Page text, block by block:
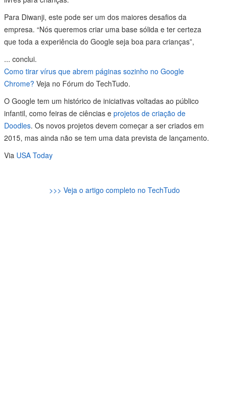
Para Diwanji, este pode ser um dos maiores desafios da
empresa. “Nós queremos criar uma base sólida e ter certeza
que toda a experiência do Google seja boa para crianças”,
... conclui.
Como tirar vírus que abrem páginas sozinho no Google
Chrome? Veja no Fórum do TechTudo.
O Google tem um histórico de iniciativas voltadas ao público
infantil, como feiras de ciências e projetos de criação de
Doodles. Os novos projetos devem começar a ser criados em
2015, mas ainda não se tem uma data prevista de lançamento.
Via USA Today
>>> Veja o artigo completo no TechTudo